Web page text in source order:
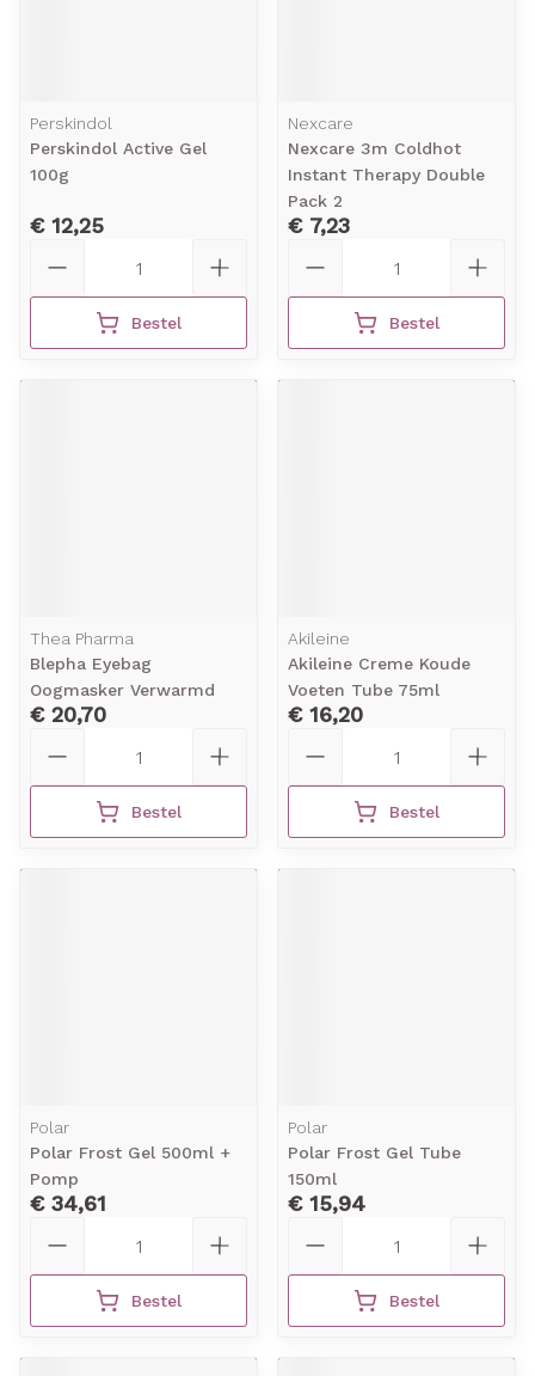
Perskindol
Perskindol Active Gel
100g
€ 12,25
Bestel
Nexcare
Nexcare 3m Coldhot
Instant Therapy Double
Pack 2
€ 7,23
Bestel
Thea Pharma
Blepha Eyebag
Oogmasker Verwarmd
€ 20,70
Bestel
Akileine
Akileine Creme Koude
Voeten Tube 75ml
€ 16,20
Bestel
Polar
Polar Frost Gel 500ml +
Pomp
€ 34,61
Bestel
Polar
Polar Frost Gel Tube
150ml
€ 15,94
Bestel